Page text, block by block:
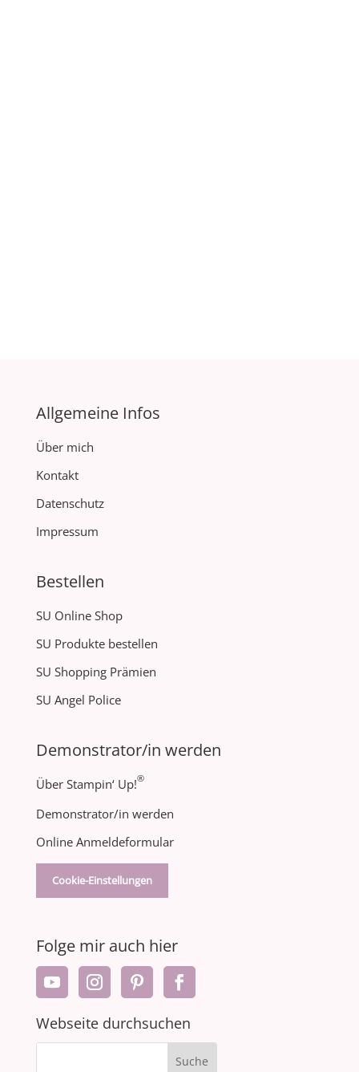
Allgemeine Infos
Über mich
Kontakt
Datenschutz
Impressum
Bestellen
SU Online Shop
SU Produkte bestellen
SU Shopping Prämien
SU Angel Police
Demonstrator/in werden
Über Stampin‘ Up!®
Demonstrator/in werden
Online Anmeldeformular
Cookie-Einstellungen
Folge mir auch hier
Webseite durchsuchen